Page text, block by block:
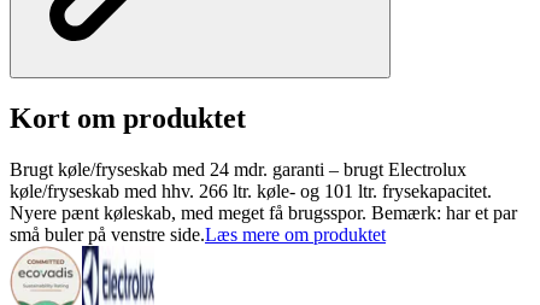
Kort om produktet
Brugt køle/fryseskab med 24 mdr. garanti – brugt Electrolux
køle/fryseskab med hhv. 266 ltr. køle- og 101 ltr. frysekapacitet.
Nyere pænt køleskab, med meget få brugsspor. Bemærk: har et par
små buler på venstre side.Læs mere om produktet